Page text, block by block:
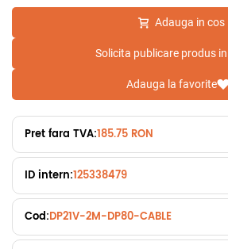
Adauga in cos
Solicita publicare produs in
Adauga la favorite
Pret fara TVA:185.75 RON
ID intern:125338479
Cod:DP21V-2M-DP80-CABLE